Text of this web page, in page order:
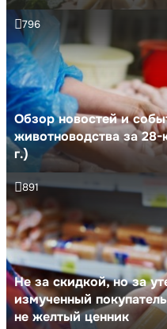
Обзор новостей и
животноводства за
г.)
796
Не за скидкой, но за
измученный
не желтый ценник
891